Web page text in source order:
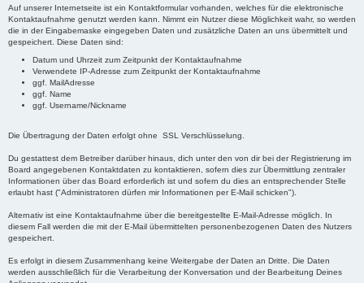
Auf unserer Internetseite ist ein Kontaktformular vorhanden, welches für die elektronische
Kontaktaufnahme genutzt werden kann. Nimmt ein Nutzer diese Möglichkeit wahr, so werden
die in der Eingabemaske eingegeben Daten und zusätzliche Daten an uns übermittelt und
gespeichert. Diese Daten sind:
Datum und Uhrzeit zum Zeitpunkt der Kontaktaufnahme
Verwendete IP-Adresse zum Zeitpunkt der Kontaktaufnahme
ggf. MailAdresse
ggf. Name
ggf. Username/Nickname
Die Übertragung der Daten erfolgt ohne SSL Verschlüsselung.
Du gestattest dem Betreiber darüber hinaus, dich unter den von dir bei der Registrierung im
Board angegebenen Kontaktdaten zu kontaktieren, sofern dies zur Übermittlung zentraler
Informationen über das Board erforderlich ist und sofern du dies an entsprechender Stelle
erlaubt hast ("Administratoren dürfen mir Informationen per E-Mail schicken").
Alternativ ist eine Kontaktaufnahme über die bereitgestellte E-Mail-Adresse möglich. In
diesem Fall werden die mit der E-Mail übermittelten personenbezogenen Daten des Nutzers
gespeichert.
Es erfolgt in diesem Zusammenhang keine Weitergabe der Daten an Dritte. Die Daten
werden ausschließlich für die Verarbeitung der Konversation und der Bearbeitung Deines